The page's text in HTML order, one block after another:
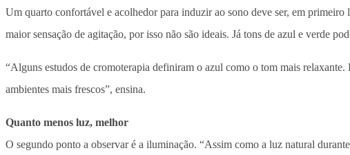
Um quarto confortável e acolhedor para induzir ao sono deve ser, em
maior sensação de agitação, por isso não são ideais. Já tons de azul e verde
“Alguns estudos de cromoterapia definiram o azul como o tom mais
ambientes mais frescos”, ensina.
Quanto menos luz, melhor
O segundo ponto a observar é a iluminação. “Assim como a luz natural